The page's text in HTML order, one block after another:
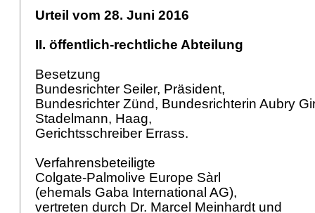
Urteil vom 28. Juni 2016
II. öffentlich-rechtliche Abteilung
Besetzung
Bundesrichter Seiler, Präsident,
Bundesrichter Zünd, Bundesrichterin Aubry
Stadelmann, Haag,
Gerichtsschreiber Errass.
Verfahrensbeteiligte
Colgate-Palmolive Europe Sàrl
(ehemals Gaba International AG),
vertreten durch Dr. Marcel Meinhardt und